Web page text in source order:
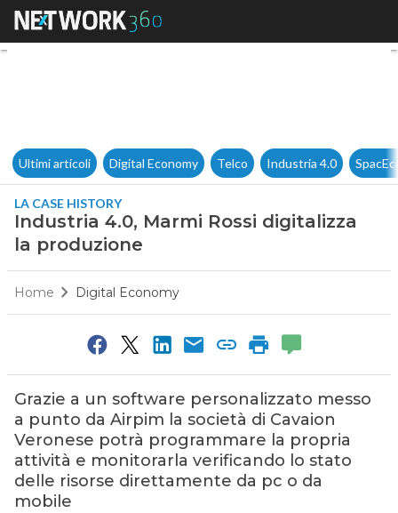
Industria 4.0, Marmi Rossi
Ultimi articoli Digital Economy Telco Industria 4.0
LA CASE HISTORY
Industria 4.0, Marmi Rossi digitalizza
la produzione
Home Digital Economy
Grazie a un software personalizzato messo
a punto da Airpim la società di Cavaion
Veronese potrà programmare la propria
attività e monitorarla verificando lo stato
delle risorse direttamente da pc o da
mobile